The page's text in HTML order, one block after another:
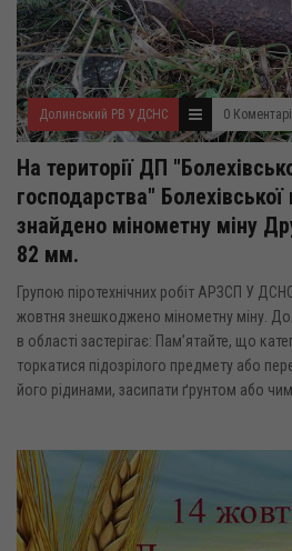
Долинський РВ УДСНС 0
На території ДП
господарства"
знайдено мінометну міну
82 мм.
Групою піротехнічних робіт АРЗСП У
жовтня знешкоджено мінометну міну.
в області застерігає: Пам’ятайте, що
торкатися підозрілого предмету або
його рідинами, засипати ґрунтом або